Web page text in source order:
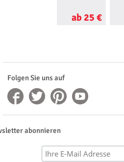
ab 25 €
Folgen Sie uns auf
abonnieren